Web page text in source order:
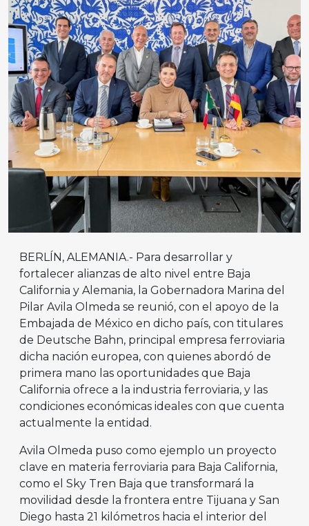
BERLÍN, ALEMANIA.- Para desarrollar y
fortalecer alianzas de alto nivel entre Baja
California y Alemania, la Gobernadora Marina del
Pilar Avila Olmeda se reunió, con el apoyo de la
Embajada de México en dicho país, con titulares
de Deutsche Bahn, principal empresa ferroviaria
dicha nación europea, con quienes abordó de
primera mano las oportunidades que Baja
California ofrece a la industria ferroviaria, y las
condiciones económicas ideales con que cuenta
actualmente la entidad.
Avila Olmeda puso como ejemplo un proyecto
clave en materia ferroviaria para Baja California,
como el Sky Tren Baja que transformará la
movilidad desde la frontera entre Tijuana y San
Diego hasta 21 kilómetros hacia el interior del